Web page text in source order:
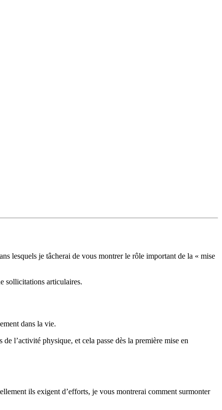
lesquels je tâcherai de vous montrer le rôle important de la « mise
sollicitations articulaires.
dans la vie.
l’activité physique, et cela passe dès la première mise en
ils exigent d’efforts, je vous montrerai comment surmonter